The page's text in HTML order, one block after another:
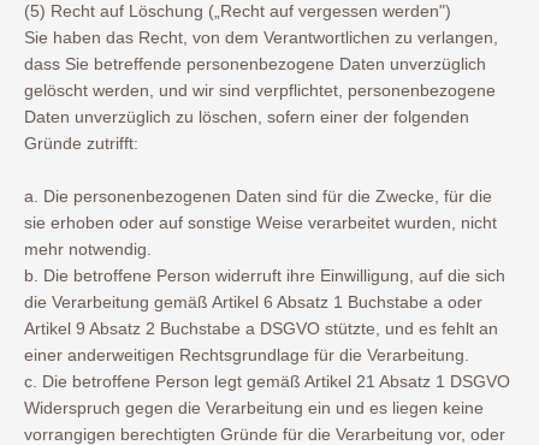
(5) Recht auf Löschung („Recht auf vergessen werden")
Sie haben das Recht, von dem Verantwortlichen zu verlangen,
dass Sie betreffende personenbezogene Daten unverzüglich
gelöscht werden, und wir sind verpflichtet, personenbezogene
Daten unverzüglich zu löschen, sofern einer der folgenden
Gründe zutrifft:
a. Die personenbezogenen Daten sind für die Zwecke, für die
sie erhoben oder auf sonstige Weise verarbeitet wurden, nicht
mehr notwendig.
b. Die betroffene Person widerruft ihre Einwilligung, auf die sich
die Verarbeitung gemäß Artikel 6 Absatz 1 Buchstabe a oder
Artikel 9 Absatz 2 Buchstabe a DSGVO stützte, und es fehlt an
einer anderweitigen Rechtsgrundlage für die Verarbeitung.
c. Die betroffene Person legt gemäß Artikel 21 Absatz 1 DSGVO
Widerspruch gegen die Verarbeitung ein und es liegen keine
vorrangigen berechtigten Gründe für die Verarbeitung vor, oder